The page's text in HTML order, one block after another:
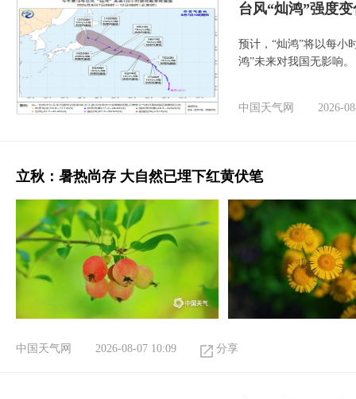
台风“灿鸿”强度
预计，“灿鸿”将以每小
鸿”未来对我国无影响。
中国天气网 2026-
立秋：暑热尚存 大自然已埋下红黄伏笔
中国天气网 2026-08-07 10:09 分享